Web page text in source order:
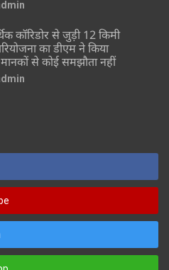
कॉरिडोर से जुड़ी 12 किमी
का डीएम ने किया
मानकों से कोई समझौता नहीं